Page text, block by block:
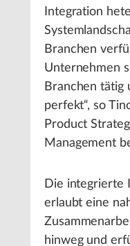
Integration
Branchen
Unternehmen
Branchen tätig
perfekt“, so
Product
Management
Die integrierte
erlaubt eine
hinweg und